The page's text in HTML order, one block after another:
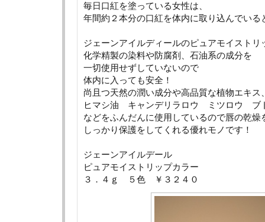
毎日口紅を塗っている女性は、
年間約２本分の口紅を体内に取り込んでいる
ジェーンアイルディールのピュアモイストリ
化学精製の染料や防腐剤、石油系の成分を
一切使用せずしていないので
体内に入っても安全！
尚且つ天然の潤い成分や高品質な植物エキス
ヒマシ油 キャンデリラロウ ミツロウ
などをふんだんに使用しているので唇の乾燥
しっかり保護をしてくれる優れモノです！
ジェーンアイルデール
ピュアモイストリップカラー
３．４ｇ ５色 ￥３２４０